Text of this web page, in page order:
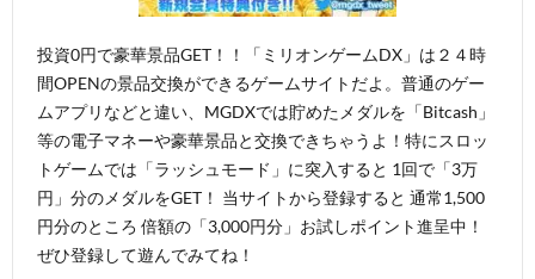
投資0円で豪華景品GET！！「ミリオンゲームDX」は２４時
間OPENの景品交換ができるゲームサイトだよ。普通のゲー
ムアプリなどと違い、MGDXでは貯めたメダルを「Bitcash」
等の電子マネーや豪華景品と交換できちゃうよ！特にスロッ
トゲームでは「ラッシュモード」に突入すると 1回で「3万
円」分のメダルをGET！ 当サイトから登録すると 通常1,500
円分のところ 倍額の「3,000円分」お試しポイント進呈中！
ぜひ登録して遊んでみてね！